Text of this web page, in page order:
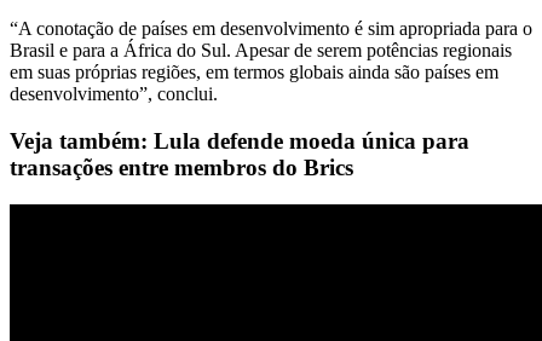
“A conotação de países em desenvolvimento é sim apropriada para o
Brasil e para a África do Sul. Apesar de serem potências regionais
em suas próprias regiões, em termos globais ainda são países em
desenvolvimento”, conclui.
Veja também: Lula defende moeda única para
transações entre membros do Brics